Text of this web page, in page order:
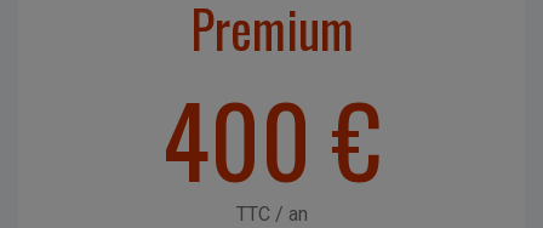
Premium
400 €
TTC / an